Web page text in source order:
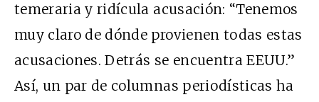
temeraria y ridícula acusación: “Tenemos
muy claro de dónde provienen todas estas
acusaciones. Detrás se encuentra EEUU.”
Así, un par de columnas periodísticas ha